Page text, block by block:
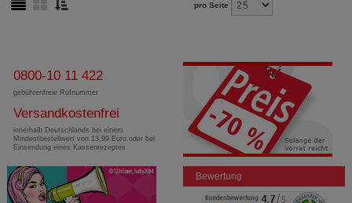
pro Seite
0800-10 11 422
gebührenfreie Rufnummer
Versandkostenfrei
innerhalb Deutschlands bei einem
Mindestbestellwert von 13,99 Euro oder bei
Einsendung eines Kassenrezeptes
Bewertung